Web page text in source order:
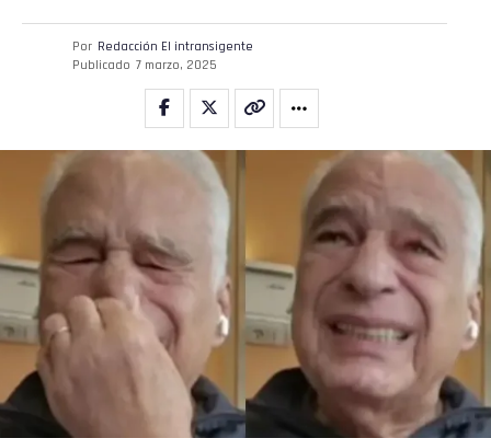
Por Redacción El intransigente
Publicado 7 marzo, 2025
Email